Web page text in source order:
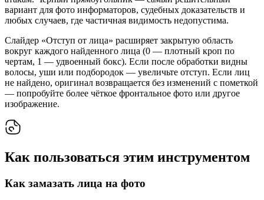
вариант для фото информаторов, судебных доказательств и
любых случаев, где частичная видимость недопустима.
Слайдер «Отступ от лица» расширяет закрытую область
вокруг каждого найденного лица (0 — плотный кроп по
чертам, 1 — удвоенный бокс). Если после обработки видны
волосы, уши или подбородок — увеличьте отступ. Если лиц
не найдено, оригинал возвращается без изменений с пометкой
— попробуйте более чёткое фронтальное фото или другое
изображение.
Как пользоваться этим инструментом
Как замазать лица на фото